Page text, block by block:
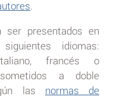
.
ser presentados en
idiomas:
francés o
a doble
las normas de